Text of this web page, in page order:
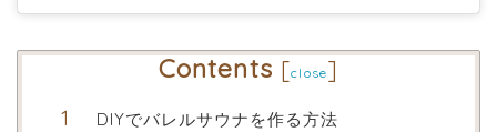
Contents [close]
DIYでバレルサウナを作る方法